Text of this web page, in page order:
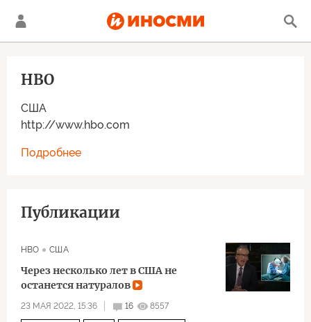
США
http://www.hbo.com
HBO
Подробнее
Публикации
HBO США
Через несколько лет в США не
останется натуралов
23 МАЯ 2022, 15:36 16 8557